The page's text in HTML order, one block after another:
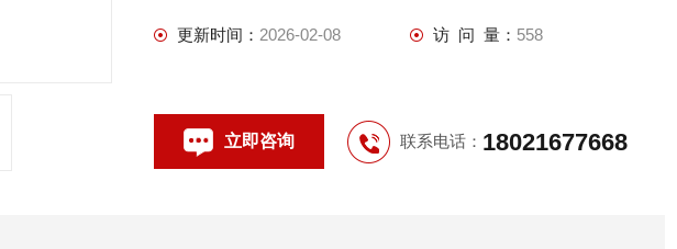
更新时间： 2026-02-08 访 问 量： 558
立即咨询 联系电话： 18021677668